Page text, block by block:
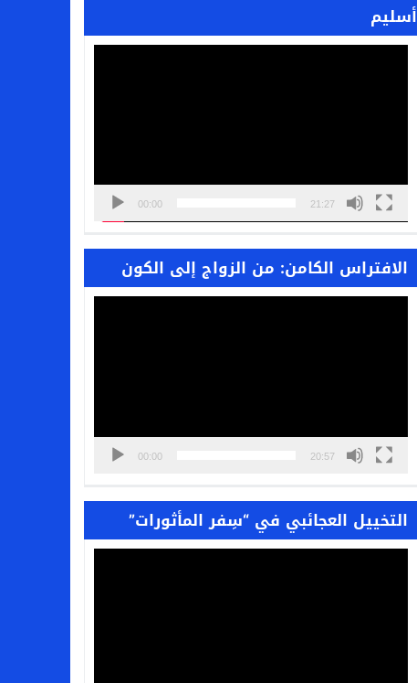
أسليم
مشغل
00:00 21:27
الافتراس الكامن: من الزواج إلى الكون
مشغل
00:00 20:57
التخييل العجائبي في “سِفر المأثورات”
مشغل